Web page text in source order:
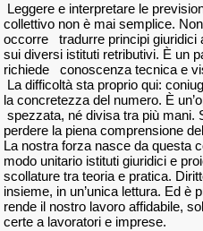
Leggere e interpretare le
collettivo non è mai semplice.
occorre tradurre principi giuridici
sui diversi istituti retributivi. È un
richiede conoscenza tecnica e
La difficoltà sta proprio qui:
la concretezza del numero. È
spezzata, né divisa tra più mani.
perdere la piena comprensione
La nostra forza nasce da questa
modo unitario istituti giuridici e
scollature tra teoria e pratica.
insieme, in un’unica lettura. Ed è
rende il nostro lavoro affidabile,
certe a lavoratori e imprese.